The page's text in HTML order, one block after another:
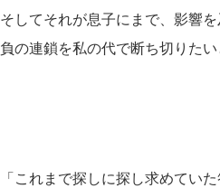
そしてそれが息子にまで、影響
負の連鎖を私の代で断ち切りたい
「これまで探しに探し求めてい